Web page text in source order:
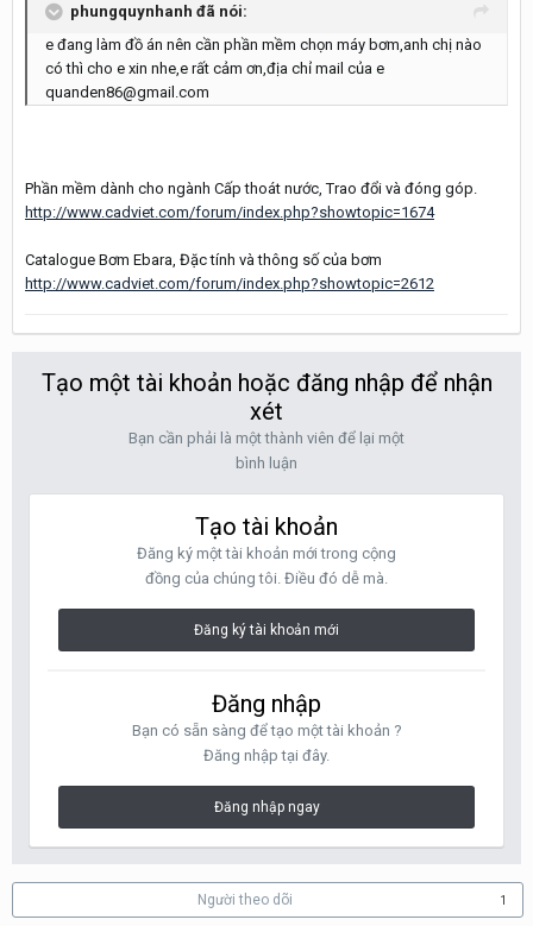
phungquynhanh đã nói:
e đang làm đồ án nên cần phần mềm chọn máy bơm,anh chị nào
có thì cho e xin nhe,e rất cảm ơn,địa chỉ mail của e
quanden86@gmail.com
Phần mềm dành cho ngành Cấp thoát nước, Trao đổi và đóng góp.
http://www.cadviet.com/forum/index.php?showtopic=1674
Catalogue Bơm Ebara, Đặc tính và thông số của bơm
http://www.cadviet.com/forum/index.php?showtopic=2612
Tạo một tài khoản hoặc đăng nhập để nhận
xét
Bạn cần phải là một thành viên để lại một
bình luận
Tạo tài khoản
Đăng ký một tài khoản mới trong cộng
đồng của chúng tôi. Điều đó dễ mà.
Đăng ký tài khoản mới
Đăng nhập
Bạn có sẵn sàng để tạo một tài khoản ?
Đăng nhập tại đây.
Đăng nhập ngay
Người theo dõi 1